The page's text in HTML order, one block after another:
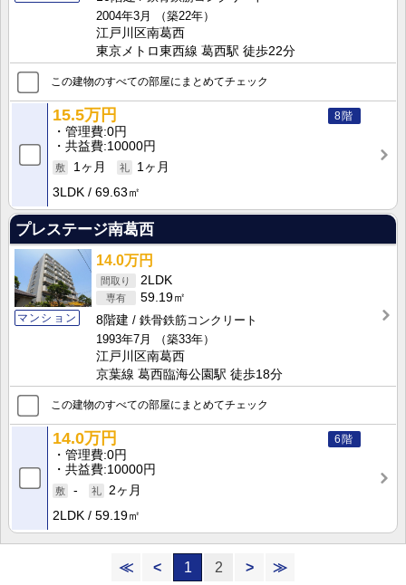
2004年3月
（築22年）
江戸川区南葛西
東京メトロ東西線 葛西駅 徒歩22分
この建物のすべての部屋にまとめてチェック
8階
15.5万円
管理費 0円
共益費 10000円
1ヶ月
1ヶ月
3LDK
69.63㎡
プレステージ南葛西
マンション
14.0万円
2LDK
59.19㎡
8階建
鉄骨鉄筋コンクリート
1993年7月
（築33年）
江戸川区南葛西
京葉線 葛西臨海公園駅 徒歩18分
この建物のすべての部屋にまとめてチェック
6階
14.0万円
管理費 0円
共益費 10000円
-
2ヶ月
2LDK
59.19㎡
≪ < 1 2 > ≫